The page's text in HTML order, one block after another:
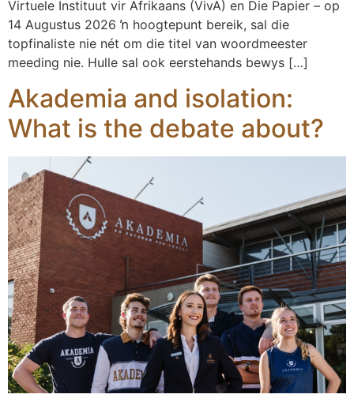
Virtuele Instituut vir Afrikaans (VivA) en Die Papier – op
14 Augustus 2026 ŉ hoogtepunt bereik, sal die
topfinaliste nie nét om die titel van woordmeester
meeding nie. Hulle sal ook eerstehands bewys […]
Akademia and isolation:
What is the debate about?